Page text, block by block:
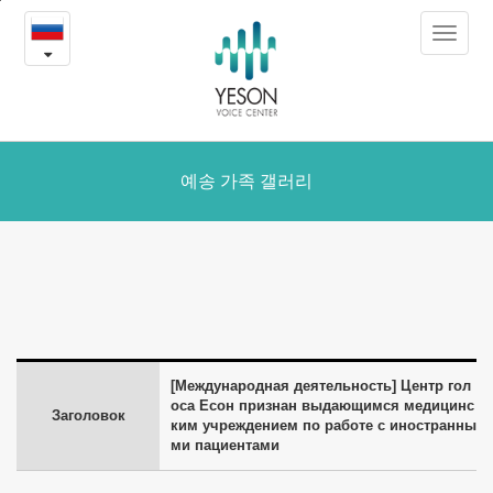
Центр
голоса
признан
выдающимся
медицинским
работе
иностранными
Toggle
예송 가족 갤러리
Заголовок
[Международная деятельность] Центр гол
оса Есон признан выдающимся медицинс
ким учреждением по работе с иностранны
ми пациентами